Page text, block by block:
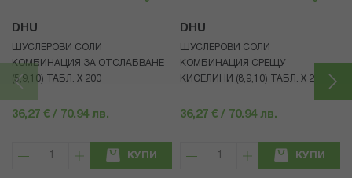
DHU
ШУСЛЕРОВИ СОЛИ
КОМБИНАЦИЯ ЗА ОТСЛАБВАНЕ
(5,9,10) ТАБЛ. X 200
36,27 € / 70.94 лв.
КУПИ
DHU
ШУСЛЕРОВИ СОЛИ
КОМБИНАЦИЯ СРЕЩУ
КИСЕЛИНИ (8,9,10) ТАБЛ. X 200
36,27 € / 70.94 лв.
КУПИ